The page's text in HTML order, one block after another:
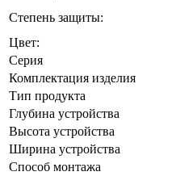
Степень защиты:
Цвет:
Серия
Комплектация изделия
Тип продукта
Глубина устройства
Высота устройства
Ширина устройства
Способ монтажа